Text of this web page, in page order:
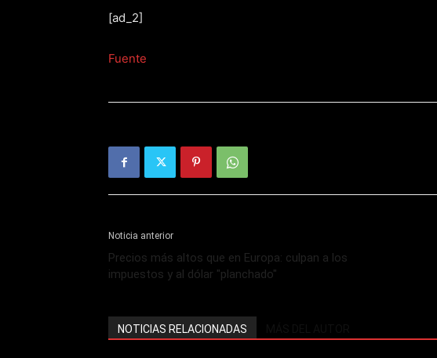
[ad_2]
Fuente
Noticia anterior
Precios más altos que en Europa: culpan a los
impuestos y al dólar "planchado"
NOTICIAS RELACIONADAS